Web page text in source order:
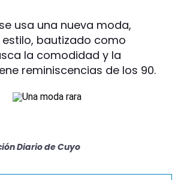
usa una nueva moda,
estilo, bautizado como
la comodidad y la
reminiscencias de los 90.
Diario de Cuyo